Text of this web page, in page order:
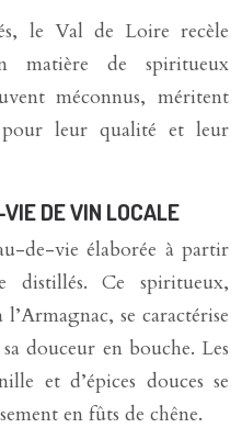
le Val de Loire recèle
matière de spiritueux
méconnus, méritent
leur qualité et leur
DE VIN LOCALE
de-vie élaborée à partir
Ce spiritueux,
se caractérise
douceur en bouche. Les
et d’épices douces se
en fûts de chêne.